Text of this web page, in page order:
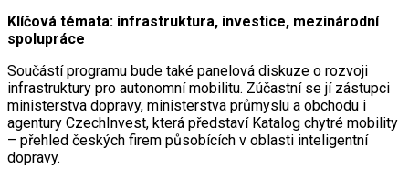
Klíčová témata: infrastruktura, investice, mezinárodní
spolupráce
Součástí programu bude také panelová diskuze o rozvoji
infrastruktury pro autonomní mobilitu. Zúčastní se jí zástupci
ministerstva dopravy, ministerstva průmyslu a obchodu i
agentury CzechInvest, která představí Katalog chytré mobility
– přehled českých firem působících v oblasti inteligentní
dopravy.